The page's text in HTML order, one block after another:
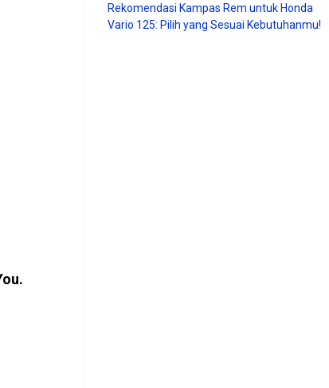
.
Rekomendasi Kampas Rem untuk Honda
Vario 125: Pilih yang Sesuai Kebutuhanmu!